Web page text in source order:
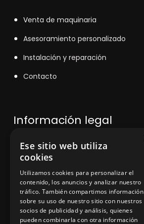
Venta de maquinaria
Asesoramiento personalizado
Instalación y reparación
Contacto
Información legal
Política de privacidad
Aviso legal
App Zine Hostelería
Ese sitio web utiliza
cookies
Utilizamos cookies para personalizar el
contenido, los anuncios y analizar nuestro
tráfico. También compartimos información
sobre su uso de nuestro sitio con nuestros
socios de publicidad y análisis, quienes
pueden combinarla con otra información